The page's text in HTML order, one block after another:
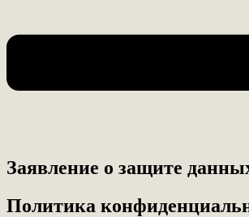
Заявление о защите
Политика